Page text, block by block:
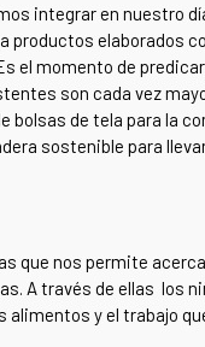
integrar en nuestro
productos elaborados
el momento de
son cada vez
de tela para la
sostenible para
que nos permite
A través de ellas los
y el trabajo